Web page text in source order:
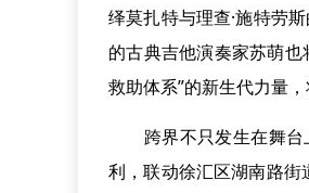
绎莫扎特与理查·施特劳
的古典吉他演奏家苏萌
救助体系”的新生代力量
跨界不只发生在舞台
利，联动徐汇区湖南路街